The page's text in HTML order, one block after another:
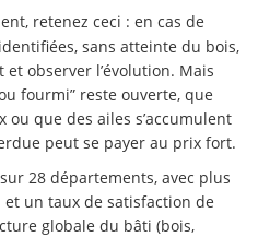
retenez ceci : en cas de
sans atteinte du bois,
observer l’évolution. Mais
fourmi” reste ouverte, que
que des ailes s’accumulent
peut se payer au prix fort.
28 départements, avec plus
un taux de satisfaction de
globale du bâti (bois,